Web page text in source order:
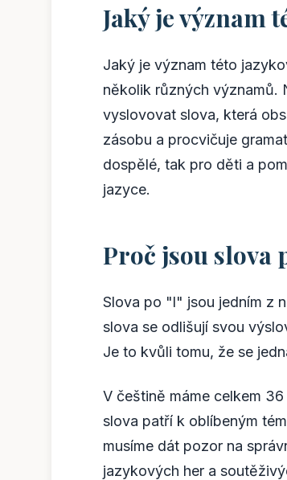
Jaký je význam
Jaký je význam této
několik různých významů.
vyslovovat slova, která
zásobu a procvičuje
dospělé, tak pro děti a
jazyce.
Proč jsou slova
Slova po "l" jsou jedním z
slova se odlišují svou
Je to kvůli tomu, že se
V češtině máme celkem
slova patří k oblíbeným
musíme dát pozor na
jazykových her a